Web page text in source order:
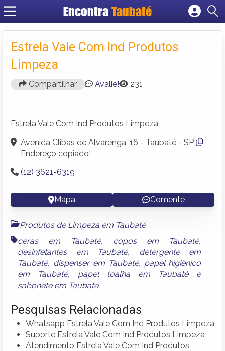
EncontraTaubaté
Cadastrar empresa
Criar conta
Estrela Vale Com Ind Produtos
Limpeza
Compartilhar Avalie! 231
Estrela Vale Com Ind Produtos Limpeza
Avenida Clibas de Alvarenga, 16 - Taubaté - SP
Endereço copiado!
(12) 3621-6319
Mapa Comente
Produtos de Limpeza em Taubaté
ceras em Taubaté, copos em Taubaté,
desinfetantes em Taubaté, detergente em
Taubaté, dispenser em Taubaté, papel higiênico
em Taubaté, papel toalha em Taubatée
sabonete em Taubaté
Pesquisas Relacionadas
Whatsapp Estrela Vale Com Ind Produtos Limpeza
Suporte Estrela Vale Com Ind Produtos Limpeza
Atendimento Estrela Vale Com Ind Produtos